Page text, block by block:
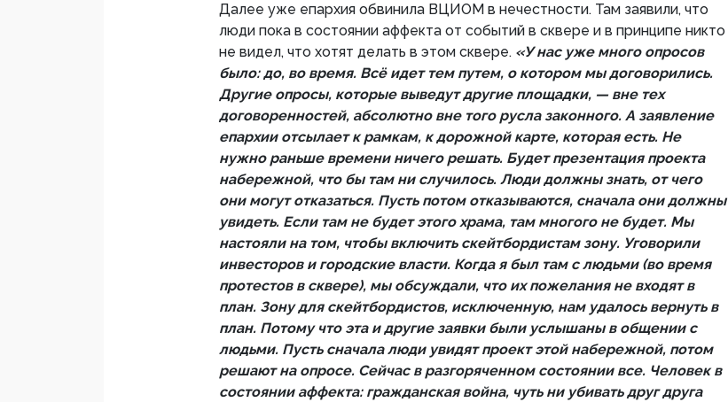
Далее уже епархия обвинила ВЦИОМ в нечестности. Там заявили, что
люди пока в состоянии аффекта от событий в сквере и в принципе никто
не видел, что хотят делать в этом сквере. «У нас уже много опросов
было: до, во время. Всё идет тем путем, о котором мы договорились.
Другие опросы, которые выведут другие площадки, — вне тех
договоренностей, абсолютно вне того русла законного. А заявление
епархии отсылает к рамкам, к дорожной карте, которая есть. Не
нужно раньше времени ничего решать. Будет презентация проекта
набережной, что бы там ни случилось. Люди должны знать, от чего
они могут отказаться. Пусть потом отказываются, сначала они должны
увидеть. Если там не будет этого храма, там многого не будет. Мы
настояли на том, чтобы включить скейтбордистам зону. Уговорили
инвесторов и городские власти. Когда я был там с людьми (во время
протестов в сквере), мы обсуждали, что их пожелания не входят в
план. Зону для скейтбордистов, исключенную, нам удалось вернуть в
план. Потому что эта и другие заявки были услышаны в общении с
людьми. Пусть сначала люди увидят проект этой набережной, потом
решают на опросе. Сейчас в разгоряченном состоянии все. Человек в
состоянии аффекта: гражданская война, чуть ни убивать друг друга